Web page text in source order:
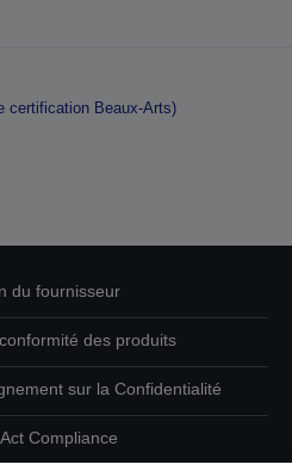
certification Beaux-Arts)
du fournisseur
des produits
sur la Confidentialité
Compliance